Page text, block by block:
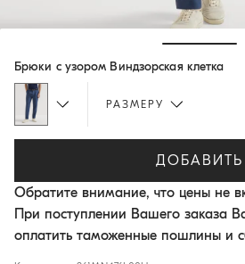
Брюки с узором Виндзорская клетка
РАЗМЕРУ
ДОБАВИТЬ
Обратите внимание, что цены не
При поступлении Вашего заказа
оплатить таможенные пошлины и